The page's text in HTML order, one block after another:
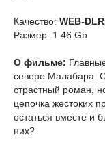
Качество: WEB-
Размер: 1.46 Gb
О фильме:
севере Малабара.
страстный роман,
цепочка жестоких
остаться вместе и
них?